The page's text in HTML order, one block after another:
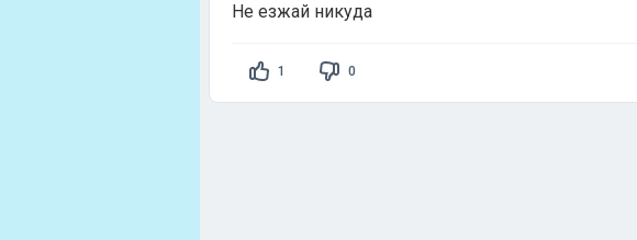
Не езжай никуда
1 0